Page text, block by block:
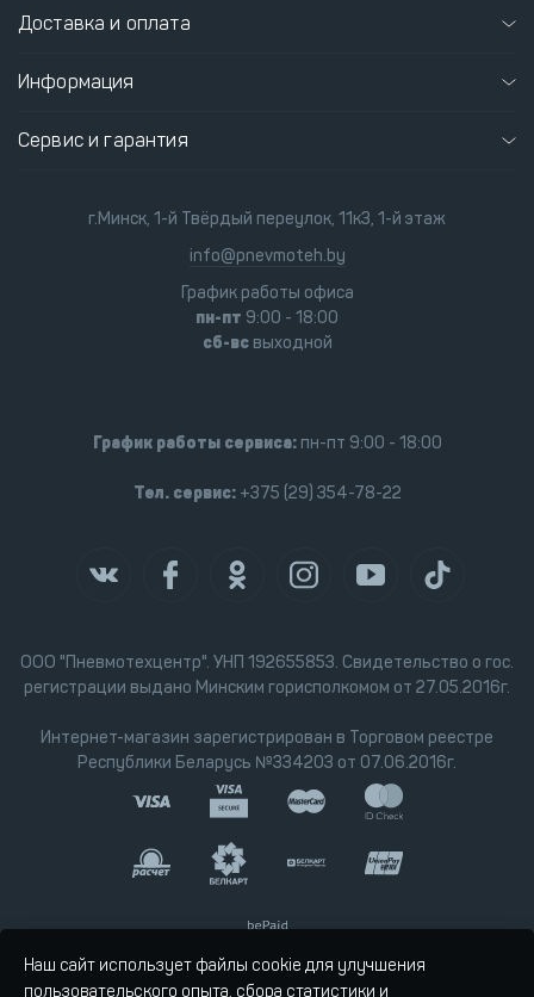
Доставка и оплата
Информация
Сервис и гарантия
ООО "Пневмотехцентр". УНП 192655853. Свидетельство о гос.
регистрации выдано Минским горисполкомом от 27.05.2016г.
Интернет-магазин зарегистрирован в Торговом реестре
Республики Беларусь №334203 от 07.06.2016г.
г.Минск, 1-й Твёрдый переулок, 11к3, 1-й этаж
info@pnevmoteh.by
График работы офиса
пн-пт 9:00 - 18:00
сб-всвыходной
График работы сервиса:пн-пт 9:00 - 18:00
Тел. сервис:+375 (29) 354-78-22
Наш сайт использует файлы cookie для улучшения
пользовательского опыта, сбора статистики и